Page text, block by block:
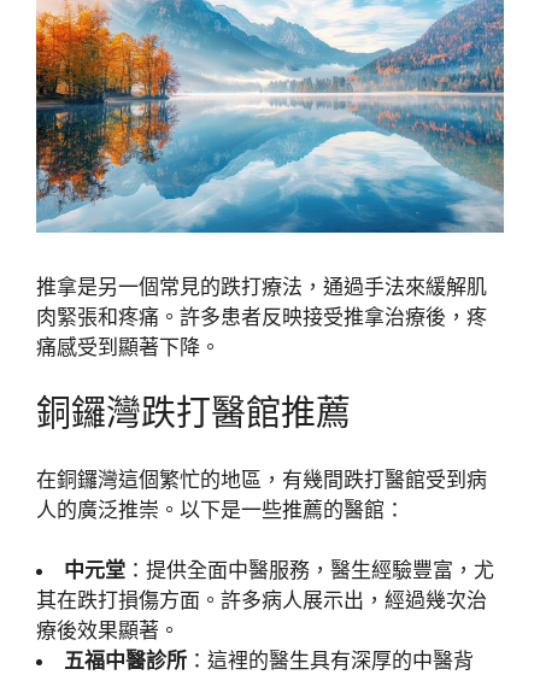
推拿是另一個常見的跌打療法，通過手法來緩解肌
肉緊張和疼痛。許多患者反映接受推拿治療後，疼
痛感受到顯著下降。
銅鑼灣跌打醫館推薦
在銅鑼灣這個繁忙的地區，有幾間跌打醫館受到病
人的廣泛推崇。以下是一些推薦的醫館：
中元堂 ：提供全面中醫服務，醫生經驗豐富，尤
其在跌打損傷方面。許多病人展示出，經過幾次治
療後效果顯著。
五福中醫診所 ：這裡的醫生具有深厚的中醫背